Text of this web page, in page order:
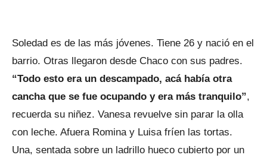
Soledad es de las más jóvenes. Tiene 26 y nació en el
barrio. Otras llegaron desde Chaco con sus padres.
“Todo esto era un descampado, acá había otra
cancha que se fue ocupando y era más tranquilo”,
recuerda su niñez. Vanesa revuelve sin parar la olla
con leche. Afuera Romina y Luisa fríen las tortas.
Una, sentada sobre un ladrillo hueco cubierto por un